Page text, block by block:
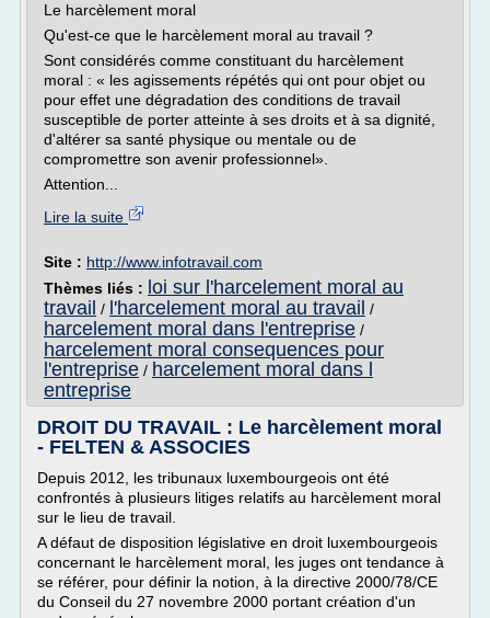
Le harcèlement moral
Qu'est-ce que le harcèlement moral au travail ?
Sont considérés comme constituant du harcèlement
moral : « les agissements répétés qui ont pour objet ou
pour effet une dégradation des conditions de travail
susceptible de porter atteinte à ses droits et à sa dignité,
d'altérer sa santé physique ou mentale ou de
compromettre son avenir professionnel».
Attention...
Lire la suite
Site : http://www.infotravail.com
Thèmes liés : loi sur l'harcelement moral au
travail / l'harcelement moral au travail /
harcelement moral dans l'entreprise /
harcelement moral consequences pour
l'entreprise / harcelement moral dans l
entreprise
DROIT DU TRAVAIL : Le harcèlement moral
- FELTEN & ASSOCIES
Depuis 2012, les tribunaux luxembourgeois ont été
confrontés à plusieurs litiges relatifs au harcèlement moral
sur le lieu de travail.
A défaut de disposition législative en droit luxembourgeois
concernant le harcèlement moral, les juges ont tendance à
se référer, pour définir la notion, à la directive 2000/78/CE
du Conseil du 27 novembre 2000 portant création d'un